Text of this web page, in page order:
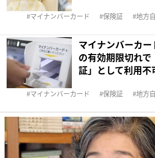
マイナンバーカード 保険証 地方
マイナンバーカ
の有効期限切れ
証」として利用不
マイナンバーカード 保険証 地方